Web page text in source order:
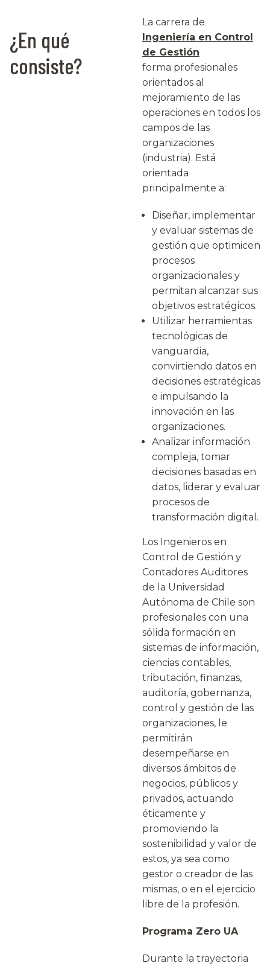
¿En qué
consiste?
La carrera de
Ingeniería en Control
de Gestión
forma profesionales
orientados al
mejoramiento de las
operaciones en todos los
campos de las
organizaciones
(industria). Está
orientada
principalmente a:
Diseñar, implementar
y evaluar sistemas de
gestión que optimicen
procesos
organizacionales y
permitan alcanzar sus
objetivos estratégicos.
Utilizar herramientas
tecnológicas de
vanguardia,
convirtiendo datos en
decisiones estratégicas
e impulsando la
innovación en las
organizaciones.
Analizar información
compleja, tomar
decisiones basadas en
datos, liderar y evaluar
procesos de
transformación digital.
Los Ingenieros en
Control de Gestión y
Contadores Auditores
de la Universidad
Autónoma de Chile son
profesionales con una
sólida formación en
sistemas de información,
ciencias contables,
tributación, finanzas,
auditoría, gobernanza,
control y gestión de las
organizaciones, le
permitirán
desempeñarse en
diversos ámbitos de
negocios, públicos y
privados, actuando
éticamente y
promoviendo la
sostenibilidad y valor de
estos, ya sea como
gestor o creador de las
mismas, o en el ejercicio
libre de la profesión.
Programa Zero UA
Durante la trayectoria